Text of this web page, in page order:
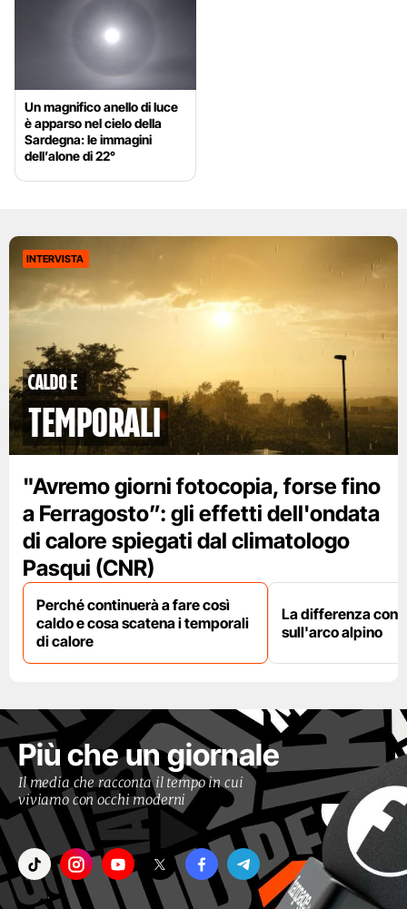
Un magnifico anello di luce
è apparso nel cielo della
Sardegna: le immagini
dell’alone di 22°
INTERVISTA
caldo e
temporali
"Avremo giorni fotocopia, forse fino
a Ferragosto”: gli effetti dell'ondata
di calore spiegati dal climatologo
Pasqui (CNR)
Perché continuerà a fare così
caldo e cosa scatena i temporali
di calore
La differenza con
sull'arco alpino
Più che un giornale
Il media che racconta il tempo in cui
viviamo con occhi moderni